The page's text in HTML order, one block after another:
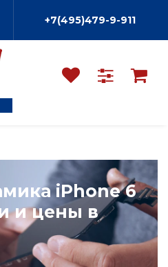
+7(495)479-9-911
iPhone 6
и цены в